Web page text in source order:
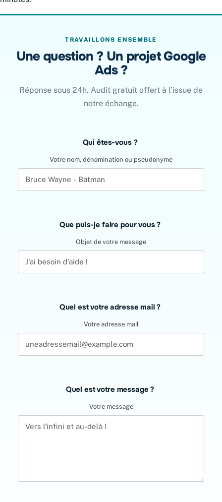
TRAVAILLONS ENSEMBLE
Une question ? Un projet Google
Ads ?
Réponse sous 24h. Audit gratuit offert à l’issue de
notre échange.
blank
Qui êtes-vous ?
Votre nom, dénomination ou pseudonyme
Que puis-je faire pour vous ?
Objet de votre message
Quel est votre adresse mail ?
Votre adresse mail
Quel est votre message ?
Votre message